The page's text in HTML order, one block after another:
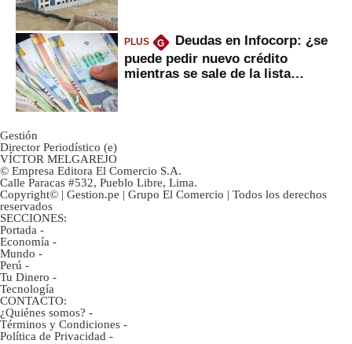
PLUS G
Deudas en Infocorp: ¿se
puede pedir nuevo crédito
mientras se sale de la lista
Gestión
Director Periodístico (e)
VÍCTOR MELGAREJO
© Empresa Editora El Comercio S.A.
Calle Paracas #532, Pueblo Libre, Lima.
Copyright© | Gestion.pe | Grupo El Comercio | Todos los derechos
reservados
SECCIONES:
Portada -
Economía -
Mundo -
Perú -
Tu Dinero -
Tecnología
CONTACTO:
¿Quiénes somos? -
Términos y Condiciones -
Política de Privacidad -